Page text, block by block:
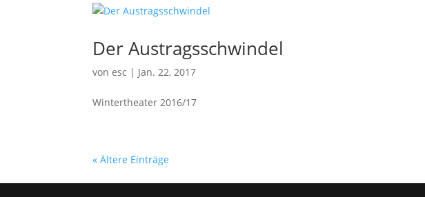
Der Austragsschwindel
vonesc | Jan. 22, 2017
Wintertheater 2016/17
« Ältere Einträge